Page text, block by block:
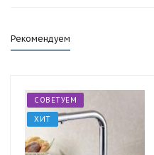
Рекомендуем
СОВЕТУЕМ
ХИТ